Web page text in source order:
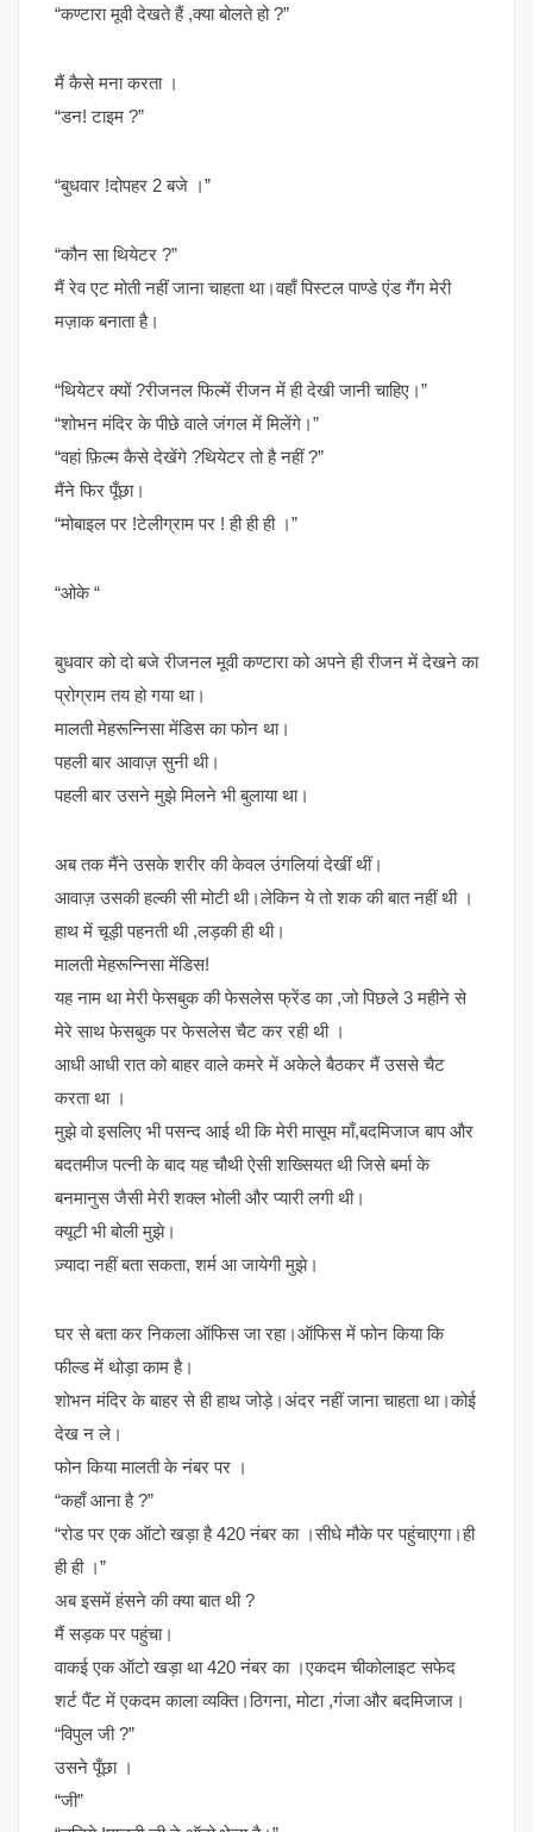
“कण्टारा मूवी देखते हैं ,क्या बोलते हो ?”
मैं कैसे मना करता ।
“डन! टाइम ?”
“बुधवार !दोपहर 2 बजे ।”
“कौन सा थियेटर ?”
मैं रेव एट मोती नहीं जाना चाहता था।वहाँ पिस्टल पाण्डे एंड गैंग मेरी
मज़ाक बनाता है।
“थियेटर क्यों ?रीजनल फिल्में रीजन में ही देखी जानी चाहिए।”
“शोभन मंदिर के पीछे वाले जंगल में मिलेंगे।”
“वहां फ़िल्म कैसे देखेंगे ?थियेटर तो है नहीं ?”
मैंने फिर पूँछा।
“मोबाइल पर !टेलीग्राम पर ! ही ही ही ।”
“ओके “
बुधवार को दो बजे रीजनल मूवी कण्टारा को अपने ही रीजन में देखने का
प्रोग्राम तय हो गया था।
मालती मेहरून्निसा मेंडिस का फोन था।
पहली बार आवाज़ सुनी थी।
पहली बार उसने मुझे मिलने भी बुलाया था।
अब तक मैंने उसके शरीर की केवल उंगलियां देखीं थीं।
आवाज़ उसकी हल्की सी मोटी थी।लेकिन ये तो शक की बात नहीं थी ।
हाथ में चूड़ी पहनती थी ,लड़की ही थी।
मालती मेहरून्निसा मेंडिस!
यह नाम था मेरी फेसबुक की फेसलेस फ्रेंड का ,जो पिछले 3 महीने से
मेरे साथ फेसबुक पर फेसलेस चैट कर रही थी ।
आधी आधी रात को बाहर वाले कमरे में अकेले बैठकर मैं उससे चैट
करता था ।
मुझे वो इसलिए भी पसन्द आई थी कि मेरी मासूम माँ,बदमिजाज बाप और
बदतमीज पत्नी के बाद यह चौथी ऐसी शख्सियत थी जिसे बर्मा के
बनमानुस जैसी मेरी शक्ल भोली और प्यारी लगी थी।
क्यूटी भी बोली मुझे।
ज़्यादा नहीं बता सकता, शर्म आ जायेगी मुझे।
घर से बता कर निकला ऑफिस जा रहा।ऑफिस में फोन किया कि
फील्ड में थोड़ा काम है।
शोभन मंदिर के बाहर से ही हाथ जोड़े।अंदर नहीं जाना चाहता था।कोई
देख न ले।
फोन किया मालती के नंबर पर ।
“कहाँ आना है ?”
“रोड पर एक ऑटो खड़ा है 420 नंबर का ।सीधे मौके पर पहुंचाएगा।ही
ही ही ।”
अब इसमें हंसने की क्या बात थी ?
मैं सड़क पर पहुंचा।
वाकई एक ऑटो खड़ा था 420 नंबर का ।एकदम चीकोलाइट सफेद
शर्ट पैंट में एकदम काला व्यक्ति।ठिगना, मोटा ,गंजा और बदमिजाज।
“विपुल जी ?”
उसने पूँछा ।
“जी”